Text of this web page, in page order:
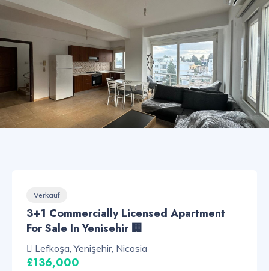
Verkauf
3+1 Commercially Licensed Apartment
For Sale In Yenisehir 🏢
Lefkoşa, Yenişehir, Nicosia
£136,000